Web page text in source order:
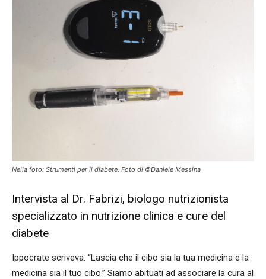
Nella foto: Strumenti per il diabete. Foto di ©Daniele Messina
Intervista al Dr. Fabrizi, biologo nutrizionista
specializzato in nutrizione clinica e cure del
diabete
Ippocrate scriveva: “Lascia che il cibo sia la tua medicina e la
medicina sia il tuo cibo.” Siamo abituati ad associare la cura al